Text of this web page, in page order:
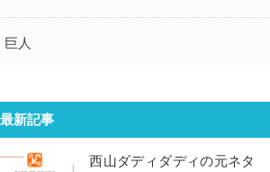
巨人
最新記事
西山ダディダディの元ネタ